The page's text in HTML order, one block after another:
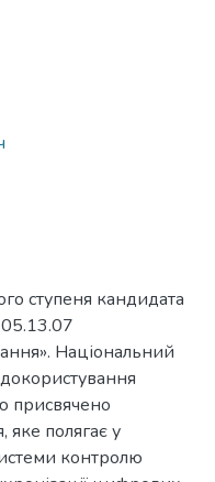
ступеня кандидата
05.13.07
Національний
присвячено
полягає у
контролю